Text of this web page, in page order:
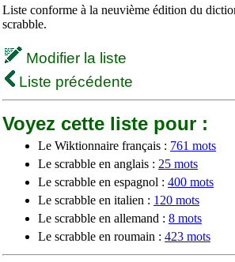
Liste conforme à la neuvième édition du
scrabble.
Modifier la liste
Liste précédente
Voyez cette liste pour :
Le Wiktionnaire français : 761 mots
Le scrabble en anglais : 25 mots
Le scrabble en espagnol : 400 mots
Le scrabble en italien : 120 mots
Le scrabble en allemand : 8 mots
Le scrabble en roumain : 423 mots